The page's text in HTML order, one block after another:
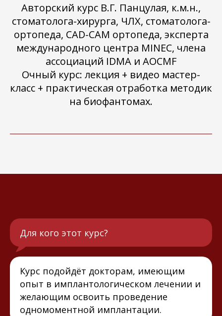
Авторский курс В.Г. Панцулая, к.м.н.,
стоматолога-хирурга, ЧЛХ, стоматолога-
ортопеда, CAD-CAM ортопеда, эксперта
международного центра MINEC, члена
ассоциаций IDMA и AOCMF
Очный курс: лекция + видео мастер-
класс + практическая отработка методик
на биофантомах.
Для кого этот курс?
Курс подойдёт докторам, имеющим
опыт в имплантологическом лечении и
желающим освоить проведение
одномоментной имплантации.